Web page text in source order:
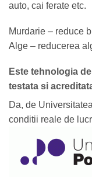
auto, cai ferate etc.
Murdarie – reduce
Alge – reducerea
Este tehnologia
testata si
Da, de
conditii reale de